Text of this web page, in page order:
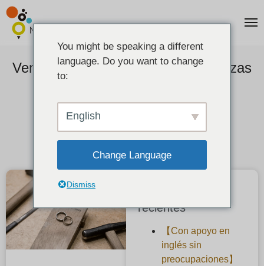
Ventajas y desventajas de las alianzas
recientes
【Con apoyo en
inglés sin
preocupaciones】
You might be speaking a different
language. Do you want to change
to:
English
Change Language
Dismiss